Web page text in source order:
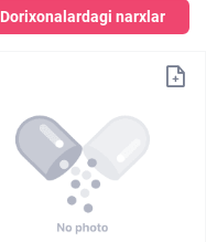
Dorixonalardagi narxlar